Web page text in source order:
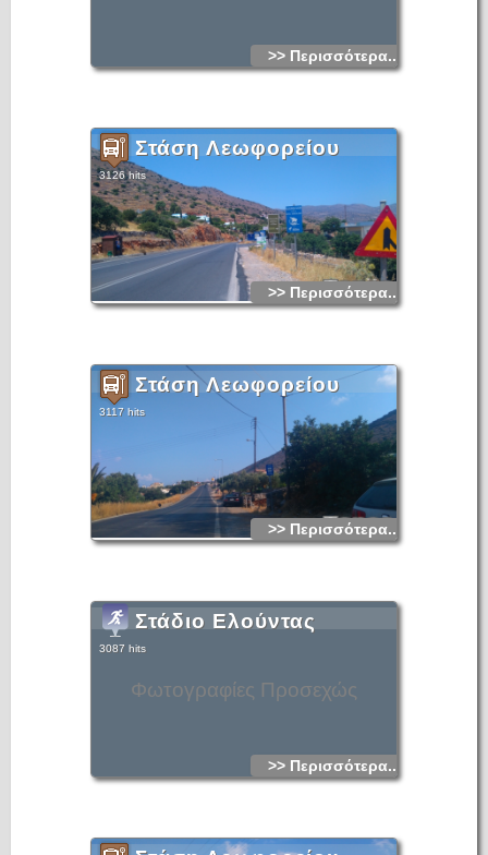
>> Περισσότερα...
Στάση Λεωφορείου
3126 hits
>> Περισσότερα...
Στάση Λεωφορείου
3117 hits
>> Περισσότερα...
Φωτογραφίες Προσεχώς
Στάδιο Ελούντας
3087 hits
>> Περισσότερα...